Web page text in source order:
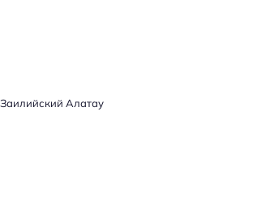
Заилийский Алатау